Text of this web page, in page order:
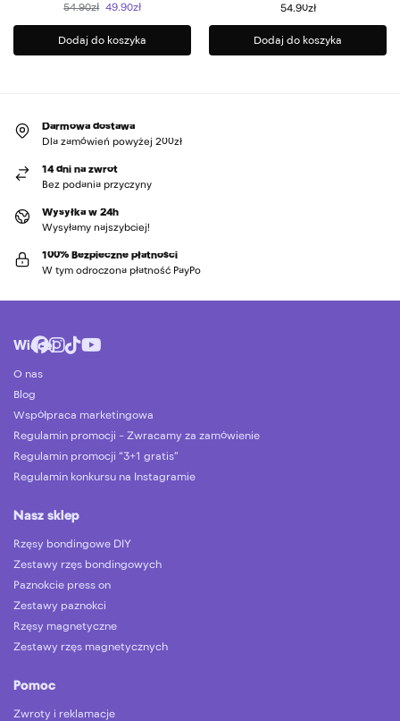
54.90zł 49.90zł
Dodaj do koszyka
54.90zł
Dodaj do koszyka
Darmowa dostawa
Dla zamówień powyżej 200zł
14 dni na zwrot
Bez podania przyczyny
Wysyłka w 24h
Wysyłamy najszybciej!
100% Bezpieczne płatności
W tym odroczona płatność PayPo
Więcej
O nas
Blog
Współpraca marketingowa
Regulamin promocji – Zwracamy za zamówienie
Regulamin promocji “3+1 gratis”
Regulamin konkursu na Instagramie
Nasz sklep
Rzęsy bondingowe DIY
Zestawy rzęs bondingowych
Paznokcie press on
Zestawy paznokci
Rzęsy magnetyczne
Zestawy rzęs magnetycznych
Pomoc
Zwroty i reklamacje